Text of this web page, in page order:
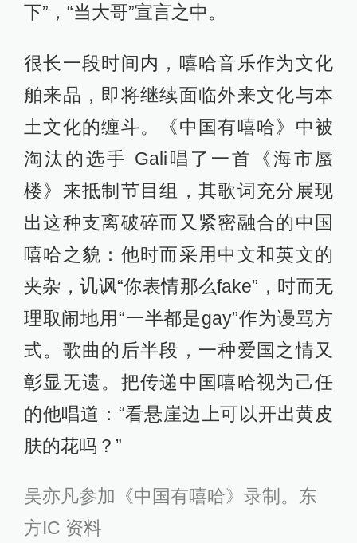
下”，“当大哥”宣言之中。
很长一段时间内，嘻哈音乐作为文化
舶来品，即将继续面临外来文化与本
土文化的缠斗。《中国有嘻哈》中被
淘汰的选手 Gali唱了一首《海市蜃
楼》来抵制节目组，其歌词充分展现
出这种支离破碎而又紧密融合的中国
嘻哈之貌：他时而采用中文和英文的
夹杂，讥讽“你表情那么fake”，时而无
理取闹地用“一半都是gay”作为谩骂方
式。歌曲的后半段，一种爱国之情又
彰显无遗。把传递中国嘻哈视为己任
的他唱道：“看悬崖边上可以开出黄皮
肤的花吗？”
吴亦凡参加《中国有嘻哈》录制。东
方IC 资料